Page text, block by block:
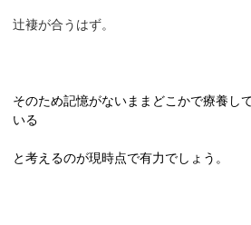
辻褄が合うはず。
そのため記憶がないままどこかで療養し
いる
と考えるのが現時点で有力でしょう。